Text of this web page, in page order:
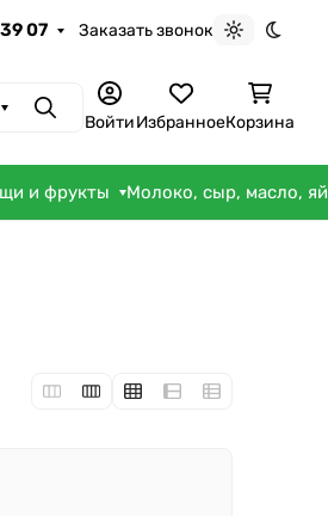
07 Заказать звонок
Светлая
ПоискВойтиИзбранноеКорзина
и фрукты Молоко, сыр, масло,